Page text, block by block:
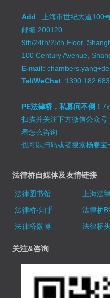
Add: 上海市世纪大道100
邮编:200120
9th/24th/25th Floor,
100 Century Avenue,
E-mail:
Tel/WeChat: 1390 182
PE法律桥，私募问不倒！
扫描并关注下方微信公众号
看怎么咨询
也可以扫码或者搜索杨春
法律桥自媒体及友情链接
法律图书馆 上海法
法律桥-知乎
法律桥B
法律桥微博
法律桥
关注&咨询